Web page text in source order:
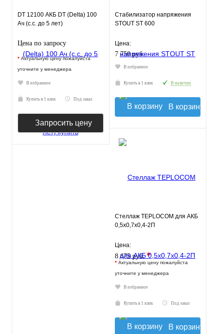
DT 12100 АКБ DT (Delta) 100
Ач (с.с. до 5 лет)
Цена по запросу
* Актуальную цену пожалуйста
уточните у менеджера
В избранное
Купить в 1 клик Под заказ
Запросить цену
Стабилизатор напряжения
STOUT ST 600
Цена:
7 750 руб.
В избранное
Купить в 1 клик В наличии
В корзину
Стеллаж TEPLOCOM для АКБ
0,5х0,7х0,4-2П
Цена:
8 675 руб.*
* Актуальную цену пожалуйста
уточните у менеджера
В избранное
Купить в 1 клик Под заказ
В корзину